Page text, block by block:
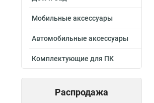
Мобильные аксессуары
Автомобильные аксессуары
Комплектующие для ПК
Распродажа